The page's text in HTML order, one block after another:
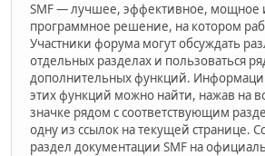
SMF — лучшее, эффективное, мощное
программное решение, на котором
Участники форума могут обсуждать
отдельных разделах и пользоваться
дополнительных функций.
этих функций можно найти, нажав на
значке рядом с соответствующим
одну из ссылок на текущей странице.
раздел документации SMF на